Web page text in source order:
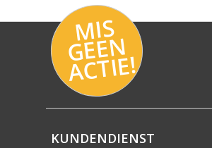
MI
S
G
E
E
N
A
C
TI
E!
KUNDENDIENST